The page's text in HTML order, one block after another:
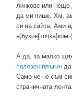
линкове или нещо
да ми пише. Хм,
си на сайта. Ами
А да, за малко
полезен плъгин
Само че не съм
страничната лента.